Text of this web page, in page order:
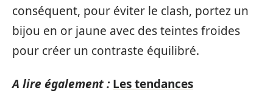
conséquent, pour éviter le clash, portez un
bijou en or jaune avec des teintes froides
pour créer un contraste équilibré.
A lire également : Les tendances